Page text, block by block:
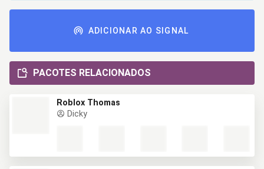
ADICIONAR AO SIGNAL
PACOTES RELACIONADOS
Roblox Thomas
Dicky